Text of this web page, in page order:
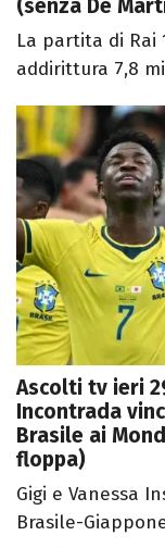
(senza De
La partita di Rai
addirittura 7,8
Ascolti tv ieri
Incontrada
Brasile ai
floppa)
Gigi e Vanessa
Brasile-